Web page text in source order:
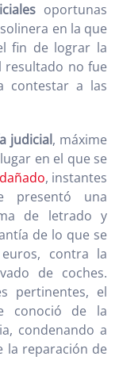
oportunas
en la que
fin de lograr la
resultado no fue
contestar a las
judicial, máxime
en el que se
, instantes
presentó una
de letrado y
de lo que se
contra la
de coches.
pertinentes, el
conoció de la
condenando a
la reparación de